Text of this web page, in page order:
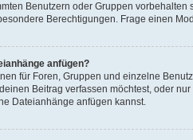
Benutzern oder Gruppen
Berechtigungen. Frage einen
anfügen?
für Foren, Gruppen und einzelne
Beitrag verfassen möchtest, oder
Dateianhänge anfügen kannst.